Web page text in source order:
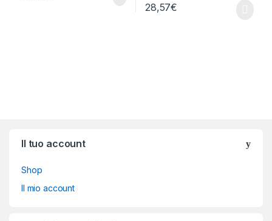
28,57€
Il tuo account
Shop
Il mio account